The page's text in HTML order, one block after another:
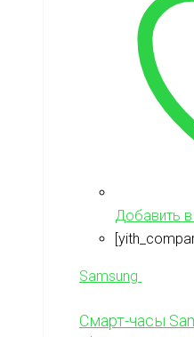
Добавить
Samsung
Смарт-часы